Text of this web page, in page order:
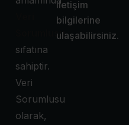
Sorumlusu
sıfatına
sahiptir.
Veri
Sorumlusu
olarak,
iletişim
bilgilerine
ulaşabilirsiniz.